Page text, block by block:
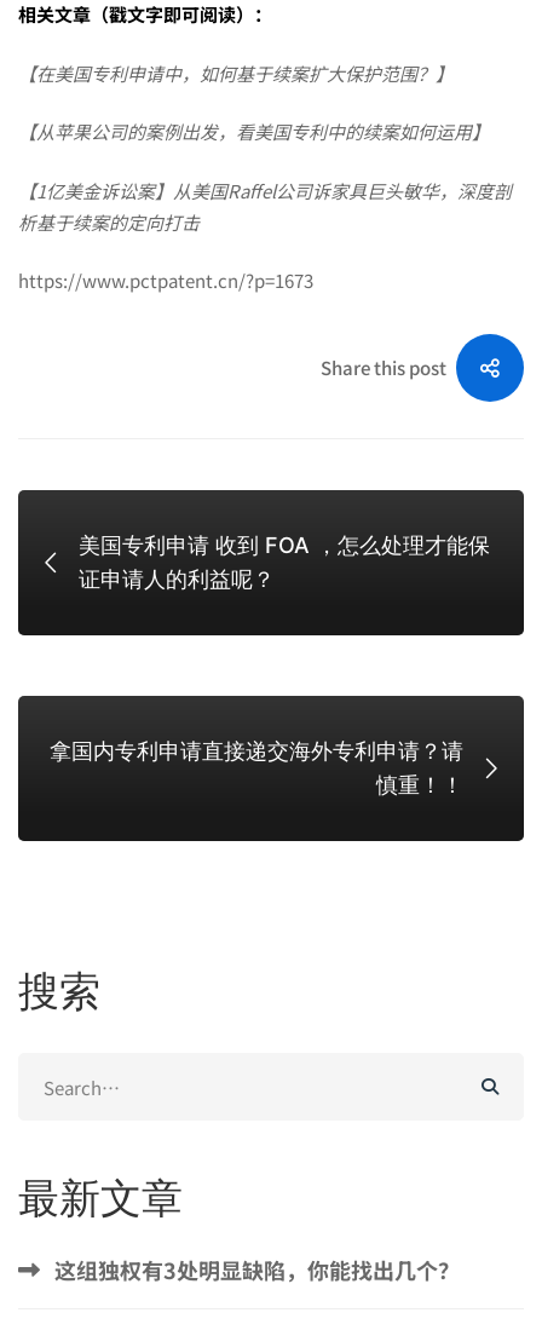
相关文章（戳文字即可阅读）：
【在美国专利申请中，如何基于续案扩大保护范围？】
【从苹果公司的案例出发，看美国专利中的续案如何运用】
【1亿美金诉讼案】从美国Raffel公司诉家具巨头敏华，深度剖
析基于续案的定向打击
https://www.pctpatent.cn/?p=1673
Share this post
美国专利申请 收到 FOA ，怎么处理才能保
证申请人的利益呢？
拿国内专利申请直接递交海外专利申请？请
慎重！！
搜索
for:
最新文章
这组独权有3处明显缺陷，你能找出几个？